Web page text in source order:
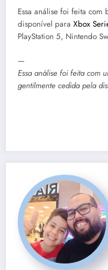
Essa análise foi feita com
disponível para Xbox
PlayStation 5, Nintendo
—
Essa análise foi feita com
gentilmente cedida pela